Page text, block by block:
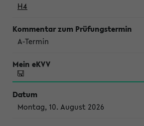
H4
A-Termin
Montag, 10. August 2026